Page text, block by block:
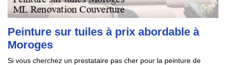
Peinture sur tuiles à prix abordable à
Moroges
Si vous cherchez un prestataire pas cher pour la peinture de